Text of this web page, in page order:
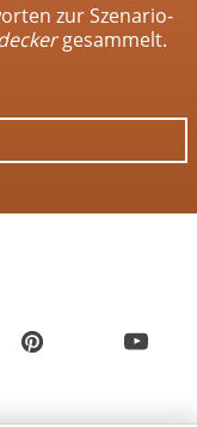
zur Szenario-
gesammelt.